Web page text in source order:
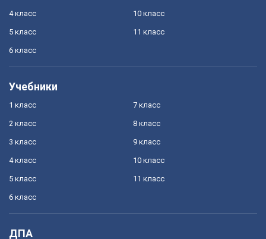
4 класс
5 класс
6 класс
10 класс
11 класс
Учебники
1 класс
2 класс
3 класс
4 класс
5 класс
6 класс
7 класс
8 класс
9 класс
10 класс
11 класс
ДПА